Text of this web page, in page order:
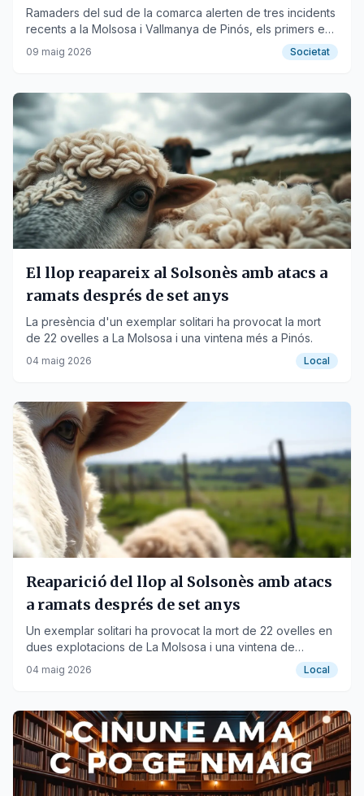
Ramaders del sud de la comarca alerten de tres incidents
recents a la Molsosa i Vallmanya de Pinós, els primers en
anys.
09 maig 2026 Societat
El llop reapareix al Solsonès amb atacs a
ramats després de set anys
La presència d'un exemplar solitari ha provocat la mort
de 22 ovelles a La Molsosa i una vintena més a Pinós.
04 maig 2026 Local
Reaparició del llop al Solsonès amb atacs
a ramats després de set anys
Un exemplar solitari ha provocat la mort de 22 ovelles en
dues explotacions de La Molsosa i una vintena de
corders a Pinós.
04 maig 2026 Local